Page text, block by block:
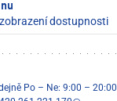
dostupnosti
Po – Ne: 9:00 – 20:00